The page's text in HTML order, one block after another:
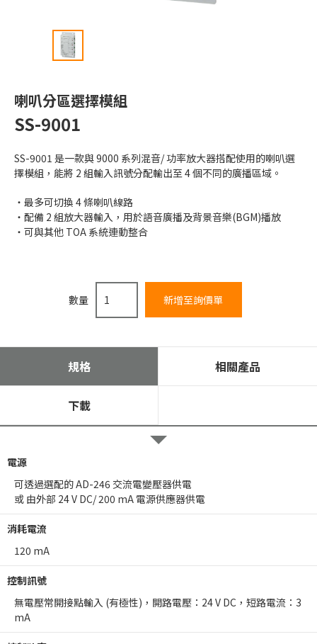
喇叭分區選擇模組
SS-9001
SS-9001 是一款與 9000 系列混音/ 功率放大器搭配使用的喇叭選
擇模組，能將 2 組輸入訊號分配輸出至 4 個不同的廣播區域。
最多可切換 4 條喇叭線路
配備 2 組放大器輸入，用於語音廣播及背景音樂(BGM)播放
可與其他 TOA 系統連動整合
數量
規格 相關產品
下載
電源
可透過選配的 AD-246 交流電變壓器供電
或 由外部 24 V DC/ 200 mA 電源供應器供電
消耗電流
120 mA
控制訊號
無電壓常開接點輸入 (有極性)，開路電壓：24 V DC，短路電流：3
mA